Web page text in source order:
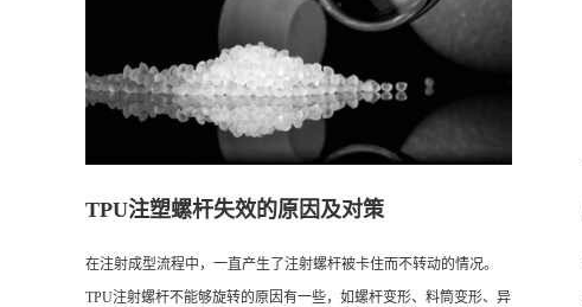
TPU注塑螺杆失效的原因及对策
在注射成型流程中，一直产生了注射螺杆被卡住而不转动的情况。
TPU注射螺杆不能够旋转的原因有一些，如螺杆变形、料筒变形、异